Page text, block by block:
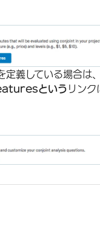
定義している場合は
という リンク